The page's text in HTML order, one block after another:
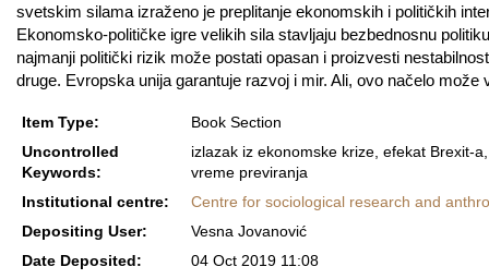
svetskim silama izraženo je preplitanje ekonomskih i političkih
Ekonomsko-političke igre velikih sila stavljaju bezbednosnu
najmanji politički rizik može postati opasan i proizvesti
druge. Evropska unija garantuje razvoj i mir. Ali, ovo načelo
Item Type:
Book Section
Uncontrolled
Keywords:
izlazak iz ekonomske krize, efekat Brexit-
vreme previranja
Institutional centre:
Centre for sociological research and
Depositing User:
Vesna Jovanović
Date Deposited:
04 Oct 2019 11:08